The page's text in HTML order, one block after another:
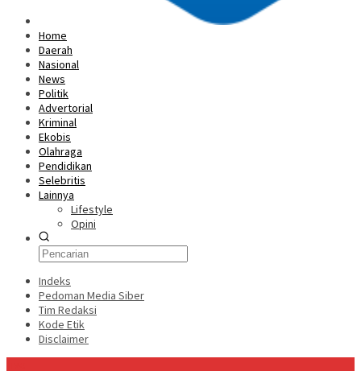
Home
Daerah
Nasional
News
Politik
Advertorial
Kriminal
Ekobis
Olahraga
Pendidikan
Selebritis
Lainnya
Lifestyle
Opini
Indeks
Pedoman Media Siber
Tim Redaksi
Kode Etik
Disclaimer